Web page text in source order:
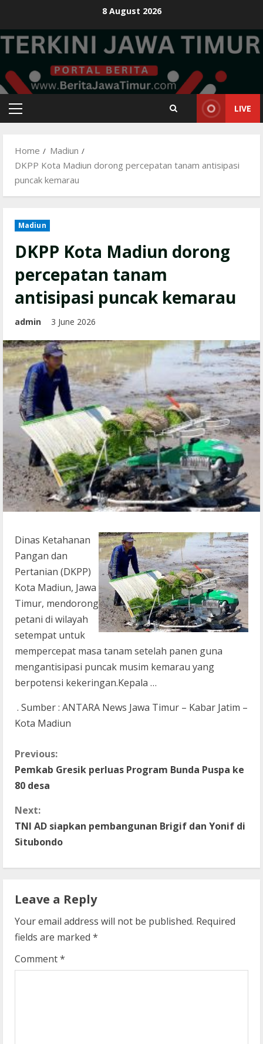
content
8 August 2026
Primary
LIVE
Home
Madiun
DKPP Kota Madiun dorong percepatan tanam antisipasi
puncak kemarau
Madiun
DKPP Kota Madiun dorong
percepatan tanam
antisipasi puncak kemarau
admin 3 June 2026
Dinas Ketahanan
Pangan dan
Pertanian (DKPP)
Kota Madiun, Jawa
Timur, mendorong
petani di wilayah
setempat untuk
mempercepat masa tanam setelah panen guna
mengantisipasi puncak musim kemarau yang
berpotensi kekeringan.Kepala …
. Sumber : ANTARA News Jawa Timur – Kabar Jatim –
Kota Madiun
C
o
n
t
u
e
R
Previous:
Pemkab Gresik perluas Program Bunda Puspa ke
80 desa
Next:
TNI AD siapkan pembangunan Brigif dan Yonif di
Situbondo
Leave a Reply
Your email address will not be published. Required
fields are marked *
Comment*